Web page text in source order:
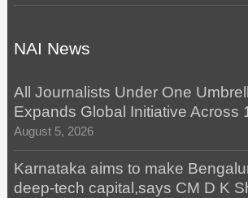
NAI News
All Journalists Under One
Expands Global Initiative Across
August 5, 2026
Karnataka aims to make
deep-tech capital,says CM D K